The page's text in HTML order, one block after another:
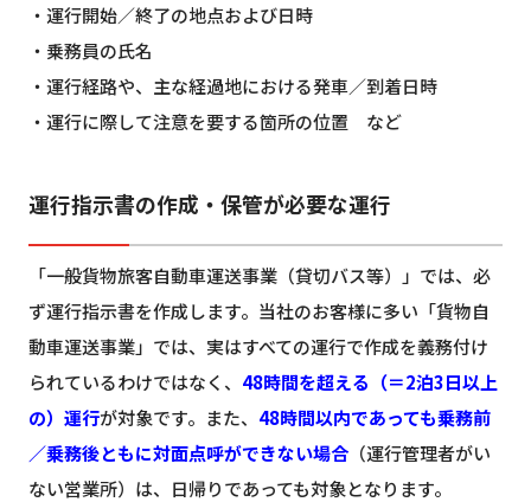
・運行開始／終了の地点および日時
・乗務員の氏名
・運行経路や、主な経過地における発車／到着日時
・運行に際して注意を要する箇所の位置 など
運行指示書の作成・保管が必要な運行
「一般貨物旅客自動車運送事業（貸切バス等）」では、必
ず運行指示書を作成します。当社のお客様に多い「貨物自
動車運送事業」では、実はすべての運行で作成を義務付け
られているわけではなく、 48時間を超える（＝2泊3日以上
の）運行が対象です。また、 48時間以内であっても乗務前
／乗務後ともに対面点呼ができない場合 （運行管理者がい
ない営業所）は、日帰りであっても対象となります。